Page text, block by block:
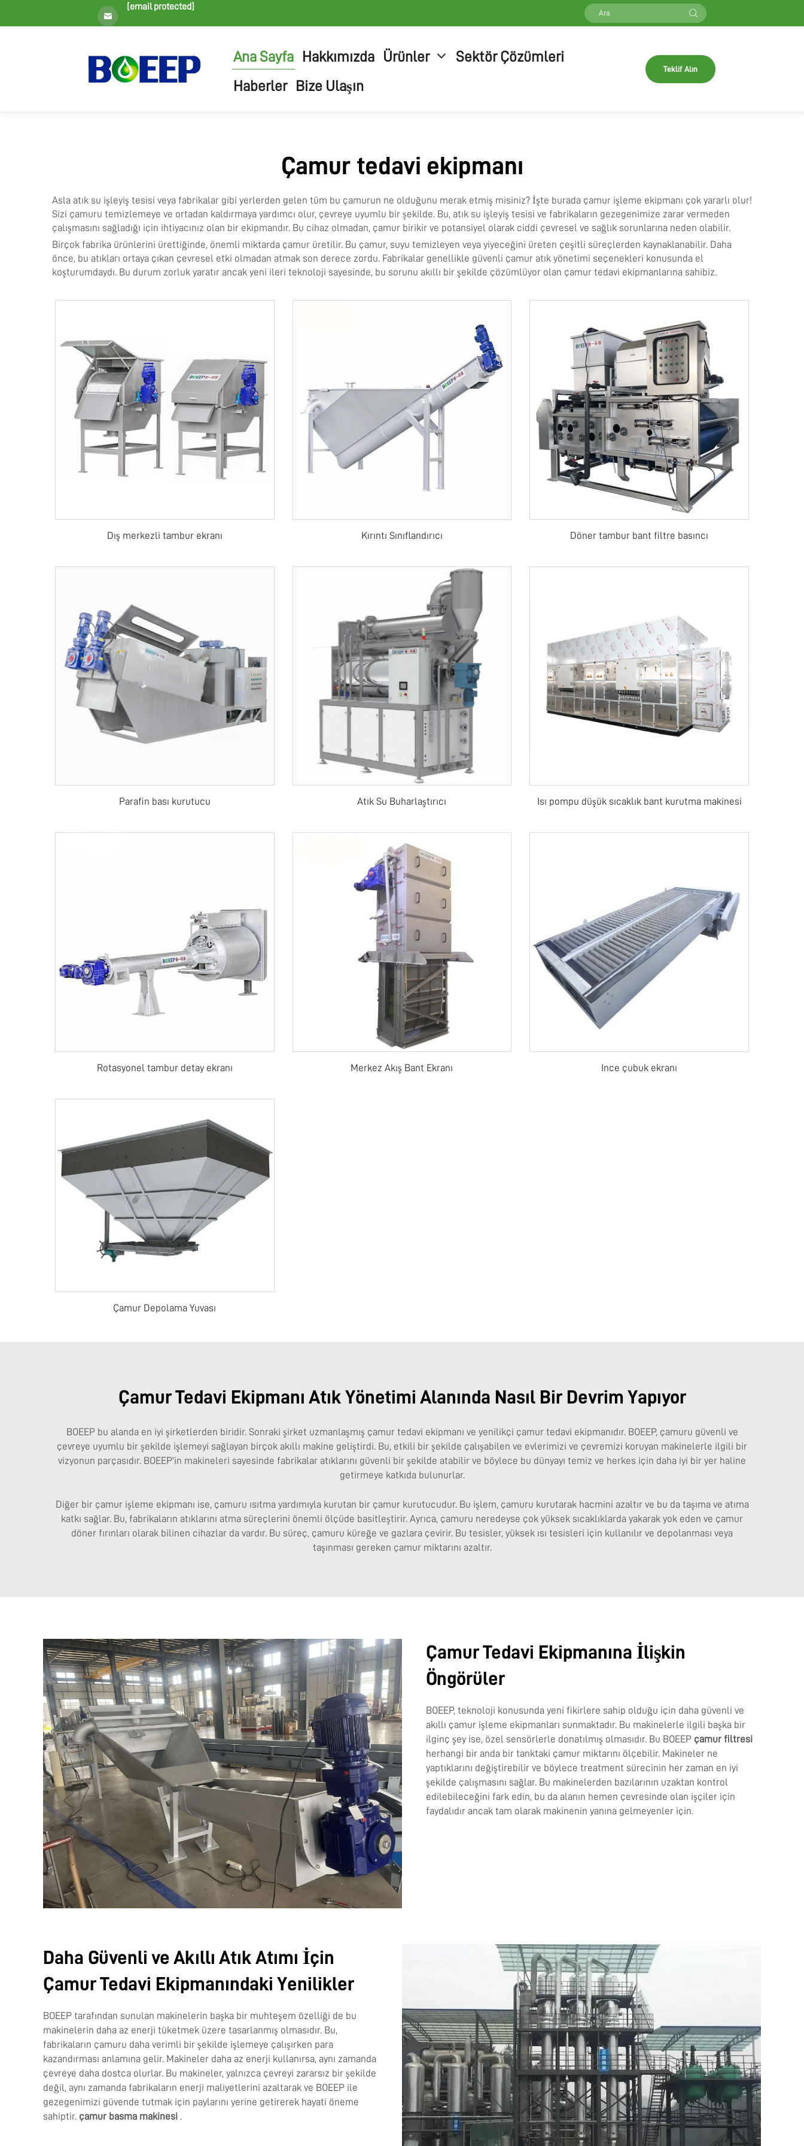
[email protected]
Ana Sayfa Hakkımızda Ürünler
Sektör Çözümleri
Haberler
Bize Ulaşın
Teklif Alın
Çamur tedavi ekipmanı
Asla atık su işleyiş tesisi veya fabrikalar gibi yerlerden gelen tüm bu çamurun ne olduğunu merak etmiş misiniz? İşte burada çamur işleme ekipmanı çok yararlı olur!
Sizi çamuru temizlemeye ve ortadan kaldırmaya yardımcı olur, çevreye uyumlu bir şekilde. Bu, atık su işleyiş tesisi ve fabrikaların gezegenimize zarar vermeden
çalışmasını sağladığı için ihtiyacınız olan bir ekipmandır. Bu cihaz olmadan, çamur birikir ve potansiyel olarak ciddi çevresel ve sağlık sorunlarına neden olabilir.
Birçok fabrika ürünlerini ürettiğinde, önemli miktarda çamur üretilir. Bu çamur, suyu temizleyen veya yiyeceğini üreten çeşitli süreçlerden kaynaklanabilir. Daha
önce, bu atıkları ortaya çıkan çevresel etki olmadan atmak son derece zordu. Fabrikalar genellikle güvenli çamur atık yönetimi seçenekleri konusunda el
koşturumdaydı. Bu durum zorluk yaratır ancak yeni ileri teknoloji sayesinde, bu sorunu akıllı bir şekilde çözümlüyor olan çamur tedavi ekipmanlarına sahibiz.
Dış merkezli tambur ekranı Kırıntı Sınıflandırıcı Döner tambur bant filtre basıncı
Parafin bası kurutucu Atık Su Buharlaştırıcı Isı pompu düşük sıcaklık bant kurutma makinesi
Rotasyonel tambur detay ekranı Merkez Akış Bant Ekranı Ince çubuk ekranı
Çamur Depolama Yuvası
Çamur Tedavi Ekipmanı Atık Yönetimi Alanında Nasıl Bir Devrim Yapıyor
BOEEP bu alanda en iyi şirketlerden biridir. Sonraki şirket uzmanlaşmış çamur tedavi ekipmanı ve yenilikçi çamur tedavi ekipmanıdır. BOEEP, çamuru güvenli ve
çevreye uyumlu bir şekilde işlemeyi sağlayan birçok akıllı makine geliştirdi. Bu, etkili bir şekilde çalışabilen ve evlerimizi ve çevremizi koruyan makinelerle ilgili bir
vizyonun parçasıdır. BOEEP'in makineleri sayesinde fabrikalar atıklarını güvenli bir şekilde atabilir ve böylece bu dünyayı temiz ve herkes için daha iyi bir yer haline
getirmeye katkıda bulunurlar.
Diğer bir çamur işleme ekipmanı ise, çamuru ısıtma yardımıyla kurutan bir çamur kurutucudur. Bu işlem, çamuru kurutarak hacmini azaltır ve bu da taşıma ve atıma
katkı sağlar. Bu, fabrikaların atıklarını atma süreçlerini önemli ölçüde basitleştirir. Ayrıca, çamuru neredeyse çok yüksek sıcaklıklarda yakarak yok eden ve çamur
döner fırınları olarak bilinen cihazlar da vardır. Bu süreç, çamuru küreğe ve gazlara çevirir. Bu tesisler, yüksek ısı tesisleri için kullanılır ve depolanması veya
taşınması gereken çamur miktarını azaltır.
Çamur Tedavi Ekipmanına İlişkin
Öngörüler
BOEEP, teknoloji konusunda yeni fikirlere sahip olduğu için daha güvenli ve
akıllı çamur işleme ekipmanları sunmaktadır. Bu makinelerle ilgili başka bir
ilginç şey ise, özel sensörlerle donatılmış olmasıdır. Bu BOEEP çamur filtresi
herhangi bir anda bir tanktaki çamur miktarını ölçebilir. Makineler ne
yaptıklarını değiştirebilir ve böylece treatment sürecinin her zaman en iyi
şekilde çalışmasını sağlar. Bu makinelerden bazılarının uzaktan kontrol
edilebileceğini fark edin, bu da alanın hemen çevresinde olan işçiler için
faydalıdır ancak tam olarak makinenin yanına gelmeyenler için.
Daha Güvenli ve Akıllı Atık Atımı İçin
Çamur Tedavi Ekipmanındaki Yenilikler
BOEEP tarafından sunulan makinelerin başka bir muhteşem özelliği de bu
makinelerin daha az enerji tüketmek üzere tasarlanmış olmasıdır. Bu,
fabrikaların çamuru daha verimli bir şekilde işlemeye çalışırken para
kazandırması anlamına gelir. Makineler daha az enerji kullanırsa, aynı zamanda
çevreye daha dostca olurlar. Bu makineler, yalnızca çevreyi zararsız bir şekilde
değil, aynı zamanda fabrikaların enerji maliyetlerini azaltarak ve BOEEP ile
gezegenimizi güvende tutmak için paylarını yerine getirerek hayati öneme
sahiptir. çamur basma makinesi .